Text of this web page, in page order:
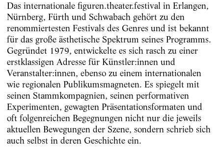
Das internationale figuren.theater.festival in Erlangen,
Nürnberg, Fürth und Schwabach gehört zu den
renommiertesten Festivals des Genres und ist bekannt
für das große ästhetische Spektrum seines Programms.
Gegründet 1979, entwickelte es sich rasch zu einer
erstklassigen Adresse für Künstler:innen und
Veranstalter:innen, ebenso zu einem internationalen
wie regionalen Publikumsmagneten. Es spiegelt mit
seinen Stammkompagnien, seinen performativen
Experimenten, gewagten Präsentationsformaten und
oft folgenreichen Begegnungen nicht nur die jeweils
aktuellen Bewegungen der Szene, sondern schrieb sich
auch selbst in deren Geschichte ein.